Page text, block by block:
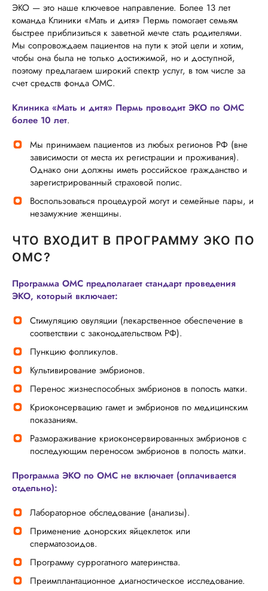
ЭКО — это наше ключевое направление. Более 13 лет
команда Клиники «Мать и дитя» Пермь помогает семьям
быстрее приблизиться к заветной мечте стать родителями.
Мы сопровождаем пациентов на пути к этой цели и хотим,
чтобы она была не только достижимой, но и доступной,
поэтому предлагаем широкий спектр услуг, в том числе за
счет средств фонда ОМС.
Клиника «Мать и дитя» Пермь проводит ЭКО по ОМС
более 10 лет.
Мы принимаем пациентов из любых регионов РФ (вне
зависимости от места их регистрации и проживания).
Однако они должны иметь российское гражданство и
зарегистрированный страховой полис.
Воспользоваться процедурой могут и семейные пары, и
незамужние женщины.
ЧТО ВХОДИТ В ПРОГРАММУ ЭКО ПО
ОМС?
Программа ОМС предполагает стандарт проведения
ЭКО, который включает:
Стимуляцию овуляции (лекарственное обеспечение в
соответствии с законодательством РФ).
Пункцию фолликулов.
Культивирование эмбрионов.
Перенос жизнеспособных эмбрионов в полость матки.
Криоконсервацию гамет и эмбрионов по медицинским
показаниям.
Размораживание криоконсервированных эмбрионов с
последующим переносом эмбрионов в полость матки.
Программа ЭКО по ОМС не включает (оплачивается
отдельно):
Лабораторное обследование (анализы).
Применение донорских яйцеклеток или
сперматозоидов.
Программу суррогатного материнства.
Преимплантационное диагностическое исследование.